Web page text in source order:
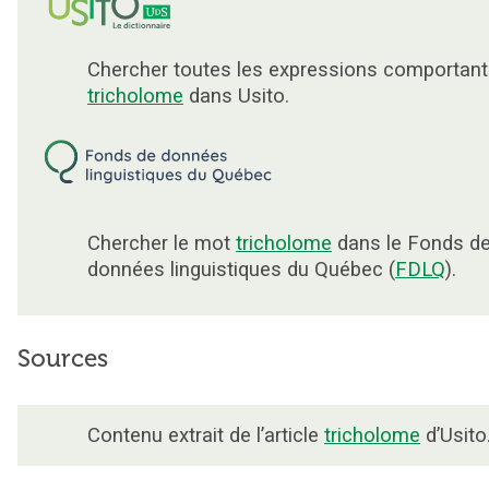
Chercher toutes les expressions
tricholome dans Usito.
Chercher le mot tricholome dans le Fonds
données linguistiques du Québec (FDLQ).
Sources
Contenu extrait de l’article tricholome